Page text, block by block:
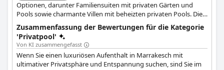
Optionen, darunter Familiensuiten mit privaten Gärten und
Pools sowie charmante Villen mit beheizten privaten Pools. Die
Villen sind im traditionellen Berberdorf-Stil gestaltet und bieten
Privatsphäre inmitten üppiger Gärten.
Zusammenfassung der Bewertungen für die Kategorie
'Privatpool'
Von KI zusammengefasst
Wenn Sie einen luxuriösen Aufenthalt in Marrakesch mit
ultimativer Privatsphäre und Entspannung suchen, sind Sie im